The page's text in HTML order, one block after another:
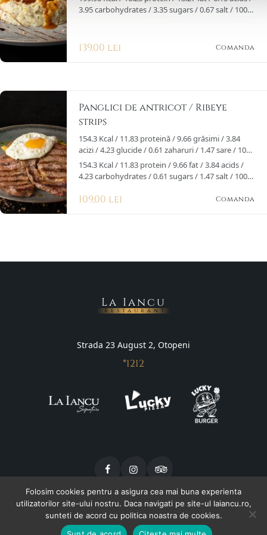
piper verde.
3.95 carbohydrates / 3.35 sugars / 0.67 salt / 100g
139,00 lei Comanda
Panglici de antricot / Ribeye
strips
154.3 Kcal / 11.83 proteină / 9.66 grăsimi / 3.84
acizi / 4.23 glucide / 0.61 zaharuri / 1.47 sare / 100g
antricot de vită, ou prăjit,cartofi prăjiți cu usturoi,
parmezan și verdețuri.
154.3 Kcal / 11.83 protein / 9.66 fat / 3.84 acids /
4.23 carbohydrates / 0.61 sugars / 1.47 salt / 100g
potato , and herbs.
109,00 lei Comanda
La Iancu
Restaurant
Strada 23 August 2, Otopeni
*1212
Meniu RestaurantOferteEvenimenteContactTermeni si conditii
Politica de utilizare Cookie-uriAlergeniValori nutriționale
Folosim cookies pentru a asigura cea mai buna experienta
utilizatorilor site-ului nostru. Daca navigati pe site-ul laiancu.ro,
sunteti de acord cu politica noastra de cookies.